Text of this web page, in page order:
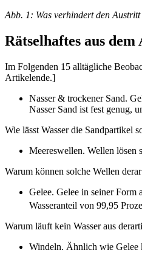
Abb. 1: Was verhindert den Austritt
Rätselhaftes aus dem
Im Folgenden 15 alltägliche
Artikelende.]
Nasser & trockener Sand.
Nasser Sand ist fest genug,
Wie lässt Wasser die Sandpartikel
Meereswellen. Wellen lösen
Warum können solche Wellen
Gelee. Gelee in seiner Form
Wasseranteil von 99,95
Warum läuft kein Wasser aus
Windeln. Ähnlich wie Gelee